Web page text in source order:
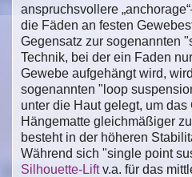
anspruchsvollere
die Fäden an festen
Gegensatz zur sogenannten
Technik, bei der ein Faden
Gewebe aufgehängt wird,
sogenannten "loop
unter die Haut gelegt, um
Hängematte gleichmäßiger
besteht in der höheren
Während sich "single point
Silhouette-Liftv.a. für das